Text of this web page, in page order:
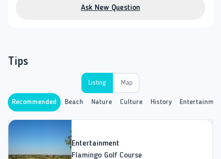
Ask New Question
Tips
Listing Map
Recommended Beach Nature Culture History
Entertainment
Flamingo Golf Course